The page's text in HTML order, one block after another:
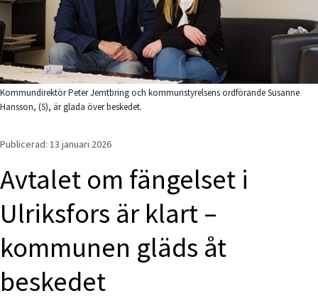
Kommundirektör Peter Jemtbring och kommunstyrelsens ordförande Susanne
Hansson, (S), är glada över beskedet.
Publicerad: 13 januari 2026
Avtalet om fängelset i
Ulriksfors är klart –
kommunen gläds åt
beskedet